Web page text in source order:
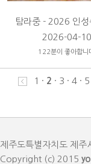
탐라중 - 2026 인
2026-04-
122분이 좋아합니
1 · 2 · 3 ·4 · 5
제주도특별자치도 제
Copyright (c) 2015